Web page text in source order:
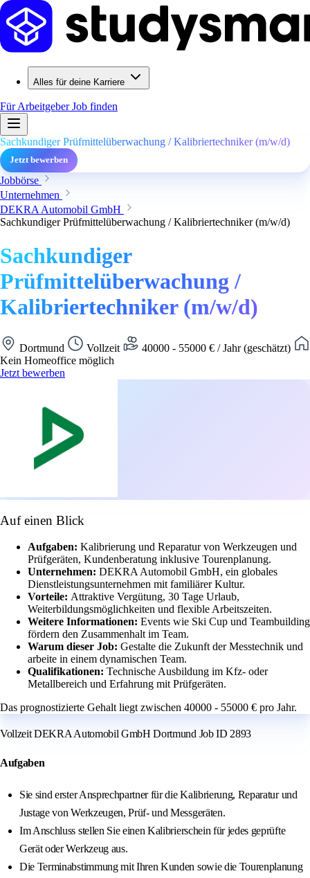
Alles für deine Karriere
Für ArbeitgeberJob finden
Sachkundiger Prüfmittelüberwachung / Kalibriertechniker (m/w/d)
Jetzt bewerben
Jobbörse
Unternehmen
DEKRA Automobil GmbH
Sachkundiger Prüfmittelüberwachung / Kalibriertechniker (m/w/d)
Sachkundiger
Prüfmittelüberwachung /
Kalibriertechniker (m/w/d)
Dortmund Vollzeit
40000 - 55000 € / Jahr (geschätzt)
Kein Homeoffice möglich
Jetzt bewerben
Auf einen Blick
Aufgaben: Kalibrierung und Reparatur von Werkzeugen und
Prüfgeräten, Kundenberatung inklusive Tourenplanung.
Unternehmen: DEKRA Automobil GmbH, ein globales
Dienstleistungsunternehmen mit familiärer Kultur.
Vorteile: Attraktive Vergütung, 30 Tage Urlaub,
Weiterbildungsmöglichkeiten und flexible Arbeitszeiten.
Weitere Informationen: Events wie Ski Cup und Teambuilding
fördern den Zusammenhalt im Team.
Warum dieser Job: Gestalte die Zukunft der Messtechnik und
arbeite in einem dynamischen Team.
Qualifikationen: Technische Ausbildung im Kfz- oder
Metallbereich und Erfahrung mit Prüfgeräten.
Das prognostizierte Gehalt liegt zwischen 40000 - 55000 € pro Jahr.
Vollzeit DEKRA Automobil GmbH Dortmund Job ID 2893
Aufgaben
Sie sind erster Ansprechpartner für die Kalibrierung, Reparatur und
Justage von Werkzeugen, Prüf- und Messgeräten.
Im Anschluss stellen Sie einen Kalibrierschein für jedes geprüfte
Gerät oder Werkzeug aus.
Die Terminabstimmung mit Ihren Kunden sowie die Tourenplanung